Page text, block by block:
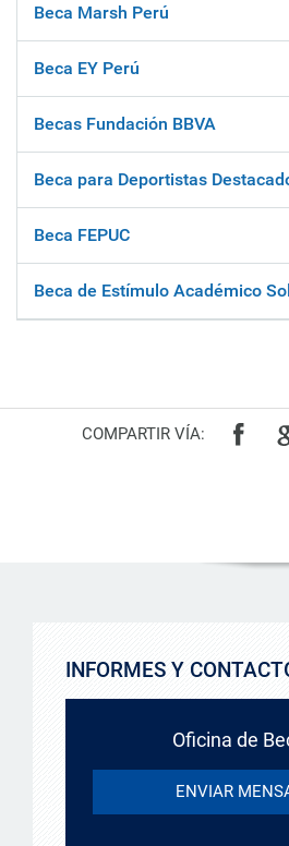
Beca Marsh Perú
Beca EY Perú
Becas Fundación BBVA
Beca para Deportistas
Beca FEPUC
Beca de Estímulo Académico
COMPARTIR VÍA:
INFORMES Y
Oficina de
ENVIAR